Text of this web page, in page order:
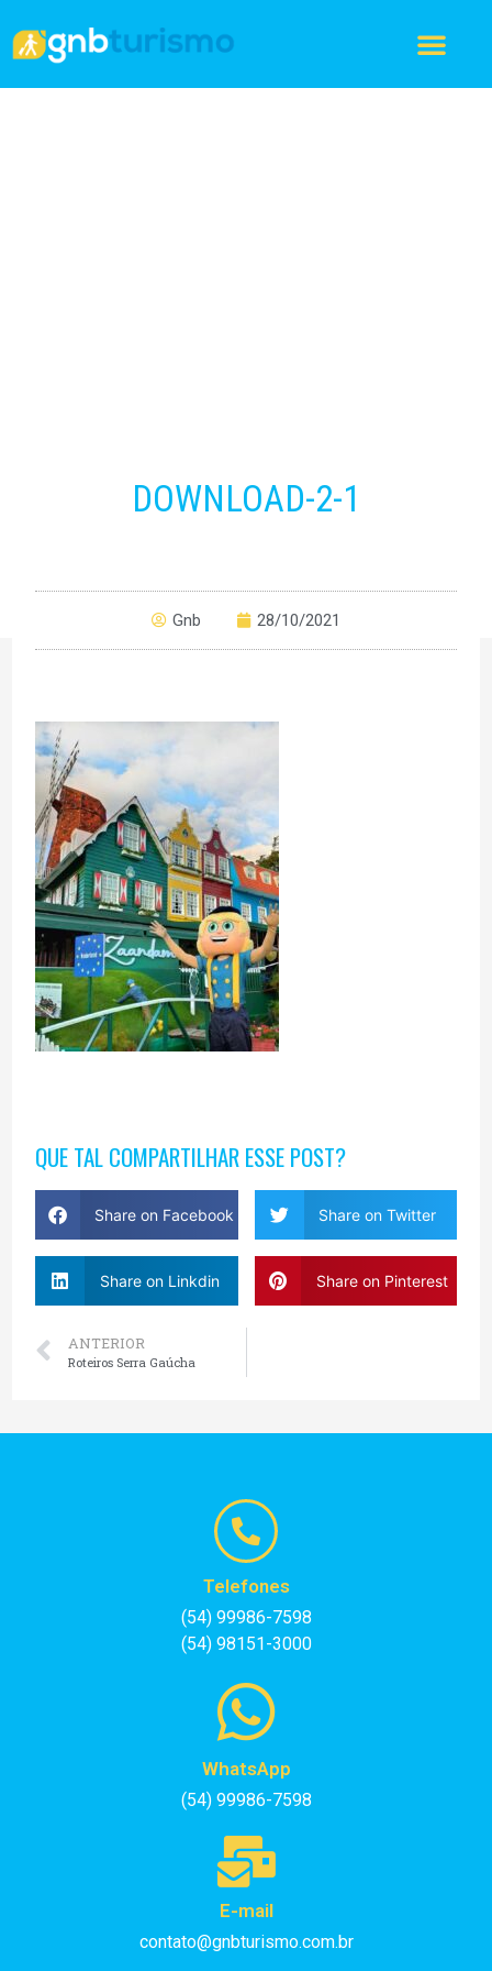
DOWNLOAD-2-1
Gnb 28/10/2021
QUE TAL COMPARTILHAR ESSE POST?
Share on Facebook Share on Twitter
Share on Linkdin Share on Pinterest
ANTERIOR
Roteiros Serra Gaúcha
Telefones
(54) 99986-7598
(54) 98151-3000
WhatsApp
(54) 99986-7598
E-mail
contato@gnbturismo.com.br